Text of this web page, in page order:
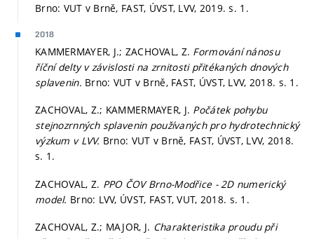
Brno: VUT v Brně, FAST, ÚVST, LVV, 2019.s. 1.
2018
KAMMERMAYER, J.; ZACHOVAL, Z. Formování nánosu
říční delty v závislosti na zrnitosti přitékaných dnových
splavenin. Brno: VUT v Brně, FAST, ÚVST, LVV, 2018. s. 1.
ZACHOVAL, Z.; KAMMERMAYER, J. Počátek pohybu
stejnozrnných splavenin používaných pro hydrotechnický
výzkum v LVV. Brno: VUT v Brně, FAST, ÚVST, LVV, 2018.
s. 1.
ZACHOVAL, Z. PPO ČOV Brno-Modřice - 2D numerický
model. Brno: LVV, ÚVST, FAST, VUT, 2018. s. 1.
ZACHOVAL, Z.; MAJOR, J. Charakteristika proudu při